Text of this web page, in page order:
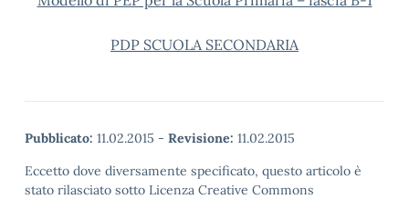
PDP SCUOLA SECONDARIA
Pubblicato: 11.02.2015 - Revisione: 11.02.2015
Eccetto dove diversamente specificato, questo articolo è
stato rilasciato sotto Licenza Creative Commons